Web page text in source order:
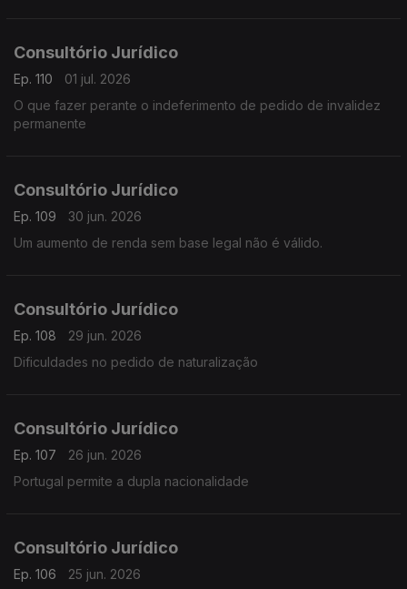
Consultório Jurídico
Ep. 110
01 jul. 2026
O que fazer perante o indeferimento de pedido de invalidez
permanente
Consultório Jurídico
Ep. 109
30 jun. 2026
Um aumento de renda sem base legal não é válido.
Consultório Jurídico
Ep. 108
29 jun. 2026
Dificuldades no pedido de naturalização
Consultório Jurídico
Ep. 107
26 jun. 2026
Portugal permite a dupla nacionalidade
Consultório Jurídico
Ep. 106 25 jun. 2026